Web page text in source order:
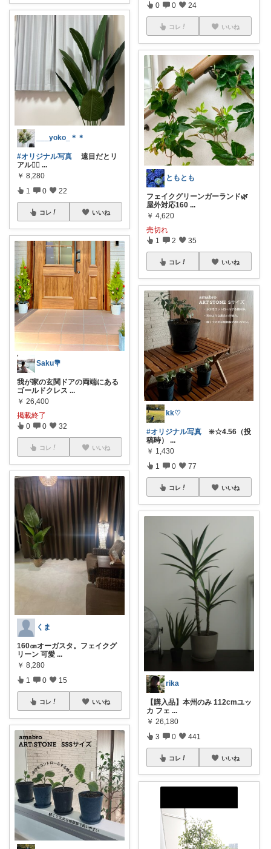
___yoko_＊＊
#オリジナル写真 遠目だとリ
アル🙆‍♀️ ...
￥ 8,280
1 0 22
コレ いいね
Saku💐
我が家の玄関ドアの両端にある
ゴールドクレス ...
￥ 26,400
掲載終了
0 0 32
コレ いいね
くま
160㎝オーガスタ。フェイクグ
リーン 可愛 ...
￥ 8,280
1 0 15
コレ いいね
0 0 24
コレ いいね
ともとも
フェイクグリーンガーランド🌿
屋外対応160 ...
￥ 4,620
売切れ
1 2 35
コレ いいね
kk♡
#オリジナル写真 ❇️☆4.56（投
稿時）
...
￥ 1,430
1 0 77
コレ いいね
rika
【購入品】本州のみ 112cmユッ
カ フェ ...
￥ 26,180
3 0 441
コレ いいね